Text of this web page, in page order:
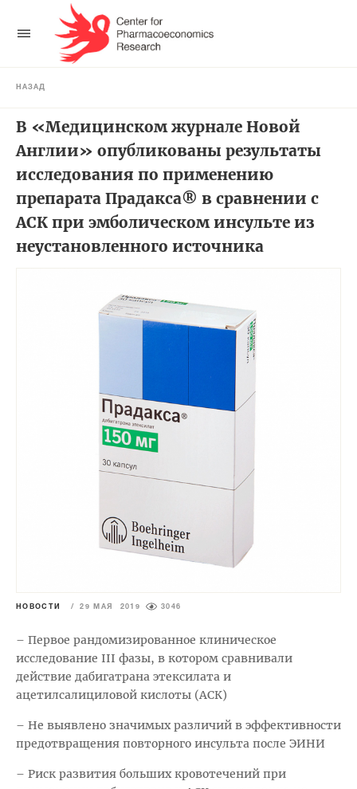
НАЗАД
В «Медицинском журнале Новой
Англии» опубликованы результаты
исследования по применению
препарата Прадакса® в сравнении с
АСК при эмболическом инсульте из
неустановленного источника
НОВОСТИ / 29 МАЯ 2019 3046
– Первое рандомизированное клиническое
исследование III фазы, в котором сравнивали
действие дабигатрана этексилата и
ацетилсалициловой кислоты (АСК)
– Не выявлено значимых различий в эффективности
предотвращения повторного инсульта после ЭИНИ
– Риск развития больших кровотечений при